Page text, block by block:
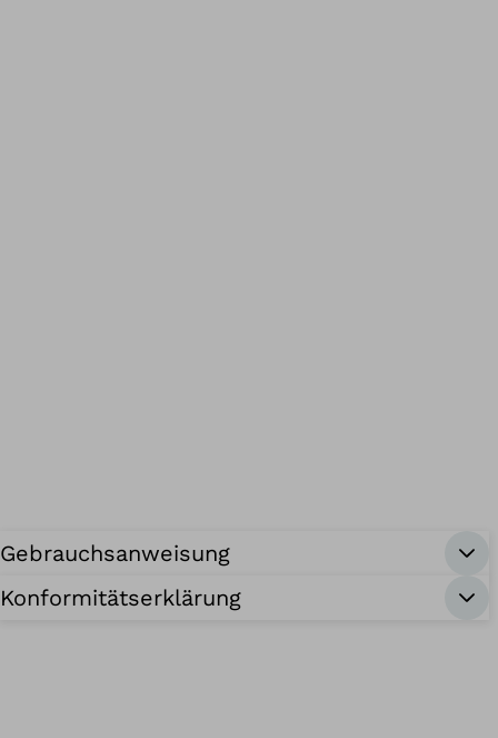
Gebrauchsanweisung
Konformitätserklärung